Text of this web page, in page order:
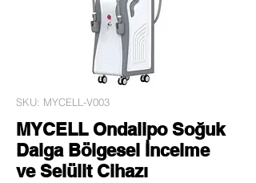
SKU: MYCELL-V003
MYCELL Ondalipo Soğuk
Dalga Bölgesel İncelme
ve Selülit Cihazı